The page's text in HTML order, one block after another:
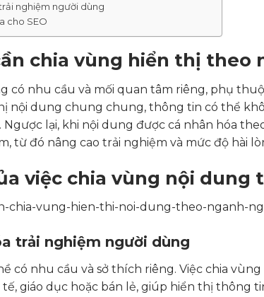
nghiệm người dùng
cho SEO
chia vùng hiển thị theo
có nhu cầu và mối quan tâm riêng, phụ
nội dung chung chung, thông tin có thể
lại, khi nội dung được cá nhân hóa
từ đó nâng cao trải nghiệm và mức độ hài
việc chia vùng nội dung
trải nghiệm người dùng
có nhu cầu và sở thích riêng. Việc chia
giáo dục hoặc bán lẻ, giúp hiển thị thông